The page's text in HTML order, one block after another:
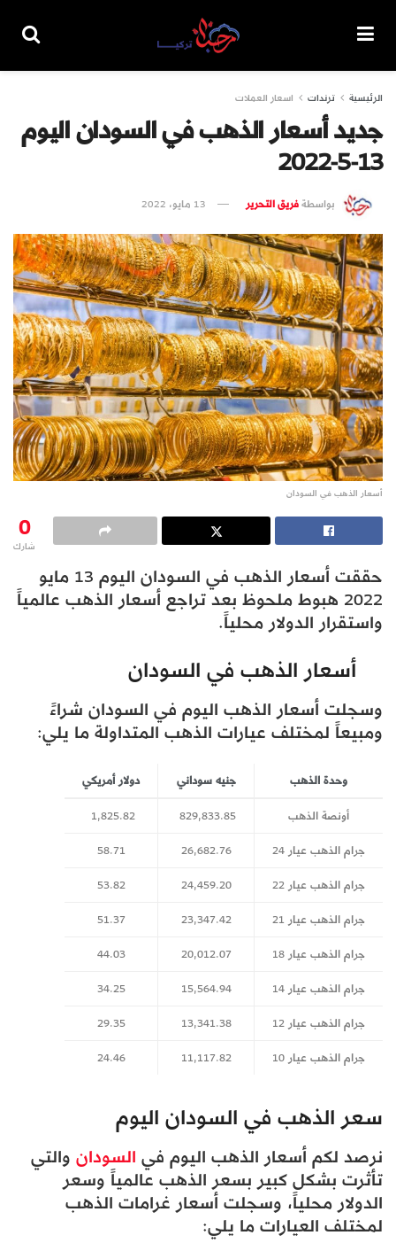
الرئيسية ترندات اسعار العملات
جديد أسعار الذهب في السودان اليوم
13-5-2022
بواسطةفريق التحرير 13 مايو، 2022
أسعار الذهب في السودان
0
شارك
حققت أسعار الذهب في السودان اليوم 13 مايو
2022 هبوط ملحوظ بعد تراجع أسعار الذهب عالمياً
واستقرار الدولار محلياً.
أسعار الذهب في السودان
وسجلت أسعار الذهب اليوم في السودان شراءً
ومبيعاً لمختلف عيارات الذهب المتداولة ما يلي:
وحدة الذهب جنيه سوداني
دولار أمريكي
أونصة الذهب
829,833.85
1,825.82
جرام الذهب عيار 24
26,682.76
58.71
جرام الذهب عيار 22
24,459.20
53.82
جرام الذهب عيار 21
23,347.42
51.37
جرام الذهب عيار 18
20,012.07
44.03
جرام الذهب عيار 14
15,564.94
34.25
جرام الذهب عيار 12
13,341.38
29.35
جرام الذهب عيار 10
11,117.82
24.46
سعر الذهب في السودان اليوم
نرصد لكم أسعار الذهب اليوم فيالسودانوالتي
تأثرت بشكل كبير بسعر الذهب عالمياً وسعر
الدولار محلياً، وسجلت أسعار غرامات الذهب
لمختلف العيارات ما يلي: